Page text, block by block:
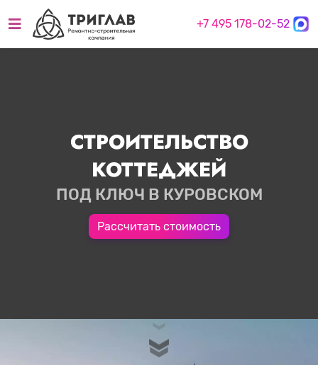
+7 495 178-02-52
СТРОИТЕЛЬСТВО
КОТТЕДЖЕЙ
ПОД КЛЮЧ В КУРОВСКОМ
Рассчитать стоимость